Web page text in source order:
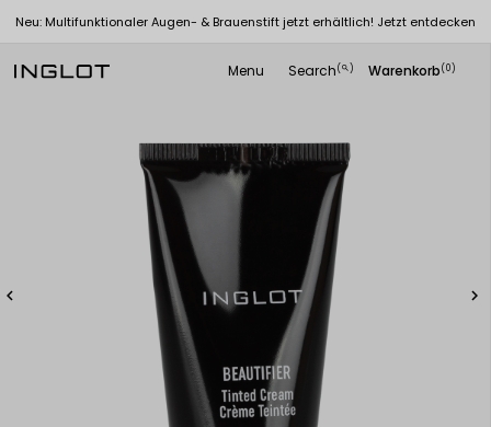
Neu: Multifunktionaler Augen- & Brauenstift jetzt erhältlich! Jetzt entdecken
Menu Search(
search ) Warenkorb(0)
 